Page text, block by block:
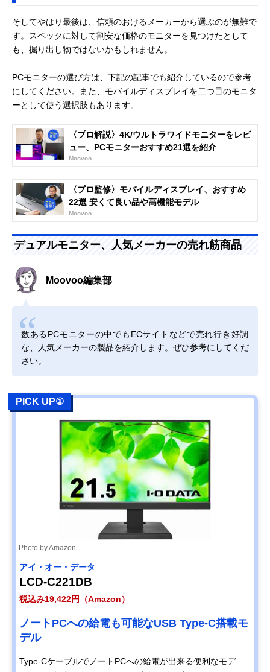
そしてやはり最後は、信頼のおけるメーカーから選ぶのが無難で
す。スペックに対して割安な価格のモニターを見つけたとして
も、掘り出し物ではないかもしれません。
PCモニターの選び方は、下記の記事でも紹介しているので参考
にしてください。また、モバイルディスプレイを二つ目のモニタ
ーとして使う選択肢もあります。
〈プロ解説〉4K/ウルトラワイドモニターをレビ
ュー、PCモニターおすすめ21選を紹介
Moovoo
〈プロ監修〉モバイルディスプレイ、おすすめ
22選 安くて良い品や高機能モデル
Moovoo
デュアルモニター、人気メーカーの売れ筋商品
Moovoo編集部
数あるPCモニターの中でもECサイトなどで売れ行き好調
な、人気メーカーの製品を紹介します。ぜひ参考にしてくだ
さい。
PICK UP①
Photo by Amazon
アイ・オー・データ
LCD-C221DB
税込み19,422円（Amazon）
ノートPCへの給電も可能なUSB Type-C搭載モ
デル
Type-CケーブルでノートPCへの給電が出来る便利なモデ